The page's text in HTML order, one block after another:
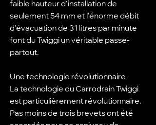
faible hauteur d'installation de
seulement 54 mm et l'énorme débit
d'évacuation de 31 litres par minute
font du Twiggi un véritable passe-
partout.
Une technologie révolutionnaire
La technologie du Carrodrain Twiggi
est particulièrement révolutionnaire.
Pas moins de trois brevets ont été